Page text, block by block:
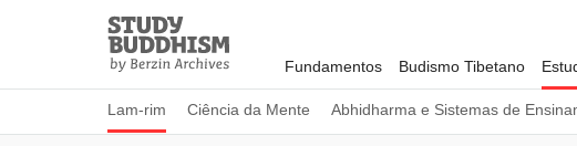
Study
Buddhism
Home
Fundamentos Budismo Tibetano
Lam-rim Ciência da Mente Abhidharma e Sistemas de